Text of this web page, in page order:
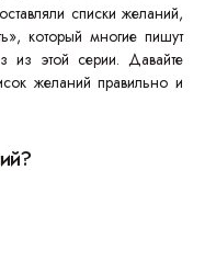
списки желаний,
который многие пишут
из этой серии. Давайте
желаний правильно и